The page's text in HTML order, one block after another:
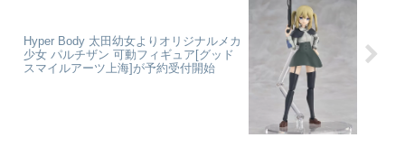
Hyper Body 太田幼女よりオリジナルメカ
少女 パルチザン 可動フィギュア[グッド
スマイルアーツ上海]が予約受付開始